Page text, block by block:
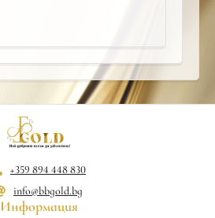
+359 894 448 830
info@bbgold.bg
Информация